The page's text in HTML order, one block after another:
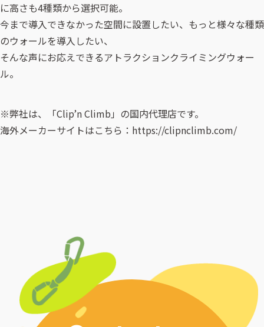
に高さも4種類から選択可能。
今まで導入できなかった空間に設置したい、もっと様々な種類
のウォールを導入したい、
そんな声にお応えできるアトラクションクライミングウォー
ル。
※弊社は、「Clip’n Climb」の国内代理店です。
海外メーカーサイトはこちら：https://clipnclimb.com/